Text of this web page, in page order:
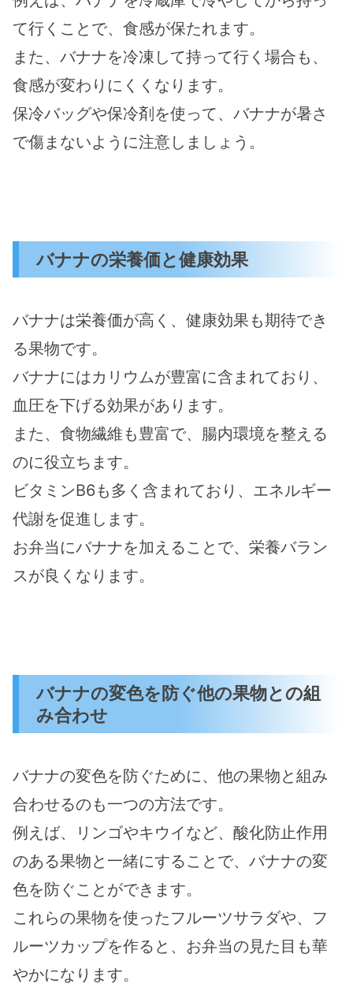
て行くことで、食感が保たれます。
また、バナナを冷凍して持って行く場合も、
食感が変わりにくくなります。
保冷バッグや保冷剤を使って、バナナが暑さ
で傷まないように注意しましょう。
バナナの栄養価と健康効果
バナナは栄養価が高く、健康効果も期待でき
る果物です。
バナナにはカリウムが豊富に含まれており、
血圧を下げる効果があります。
また、食物繊維も豊富で、腸内環境を整える
のに役立ちます。
ビタミンB6も多く含まれており、エネルギー
代謝を促進します。
お弁当にバナナを加えることで、栄養バラン
スが良くなります。
バナナの変色を防ぐ他の果物との組
み合わせ
バナナの変色を防ぐために、他の果物と組み
合わせるのも一つの方法です。
例えば、リンゴやキウイなど、酸化防止作用
のある果物と一緒にすることで、バナナの変
色を防ぐことができます。
これらの果物を使ったフルーツサラダや、フ
ルーツカップを作ると、お弁当の見た目も華
やかになります。